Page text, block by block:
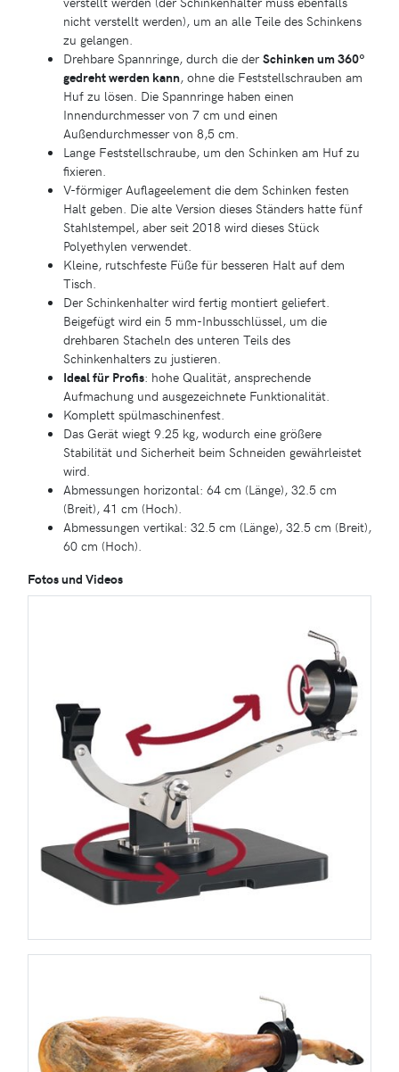
nicht verstellt werden), um an alle Teile des Schinkens
zu gelangen.
Drehbare Spannringe, durch die derSchinken um 360º
gedreht werden kann, ohne die Feststellschrauben am
Huf zu lösen. Die Spannringe haben einen
Innendurchmesser von 7 cm und einen
Außendurchmesser von 8,5 cm.
Lange Feststellschraube, um den Schinken am Huf zu
fixieren.
V-förmiger Auflageelement die dem Schinken festen
Halt geben. Die alte Version dieses Ständers hatte fünf
Stahlstempel, aber seit 2018 wird dieses Stück
Polyethylen verwendet.
Kleine, rutschfeste Füße für besseren Halt auf dem
Tisch.
Der Schinkenhalter wird fertig montiert geliefert.
Beigefügt wird ein 5 mm-Inbusschlüssel, um die
drehbaren Stacheln des unteren Teils des
Schinkenhalters zu justieren.
Ideal für Profis: hohe Qualität, ansprechende
Aufmachung und ausgezeichnete Funktionalität.
Komplett spülmaschinenfest.
Das Gerät wiegt 9.25 kg, wodurch eine größere
Stabilität und Sicherheit beim Schneiden gewährleistet
wird.
Abmessungen horizontal: 64 cm (Länge), 32.5 cm
(Breit), 41 cm (Hoch).
Abmessungen vertikal: 32.5 cm (Länge), 32.5 cm (Breit),
60 cm (Hoch).
Fotos und Videos